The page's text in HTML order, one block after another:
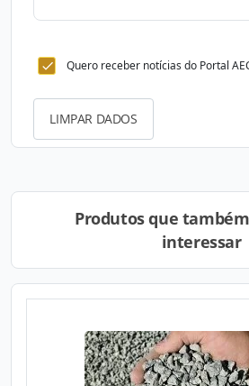
Quero receber notícias do Portal
LIMPAR DADOS
Produtos que
interessar